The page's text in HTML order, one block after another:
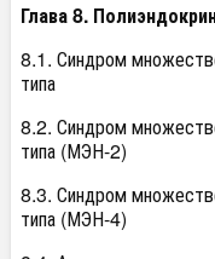
Глава 8.
8.1. Синдром
типа
8.2. Синдром
типа (МЭН-2)
8.3. Синдром
типа (МЭН-4)